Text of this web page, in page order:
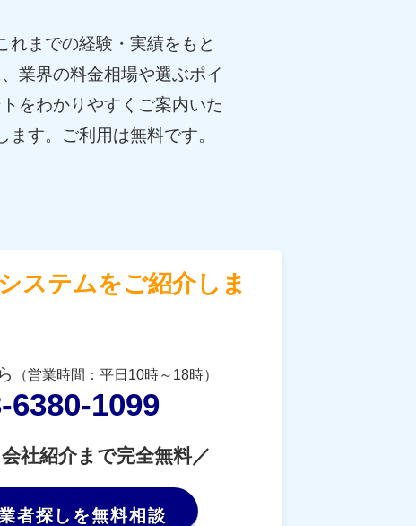
れまでの経験・実績をもと
業界の料金相場や選ぶポイ
トをわかりやすくご案内いた
ます。ご利用は無料です。
ステムをご紹介しま
（営業時間：平日10時～18時）
6380-1099
社紹介まで完全無料／
者探しを無料相談